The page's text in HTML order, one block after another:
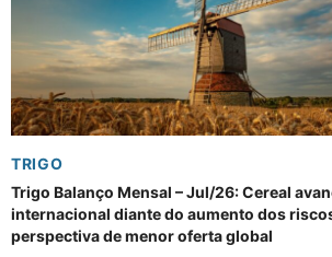
TRIGO
Trigo Balanço Mensal – Jul/26: Cereal
internacional diante do aumento dos
perspectiva de menor oferta global